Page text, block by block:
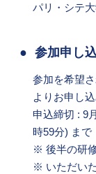
パリ・シテ
参加申し
参加を希望
よりお申し込
申込締切 : 9
時59分) まで
後半の研
いただい